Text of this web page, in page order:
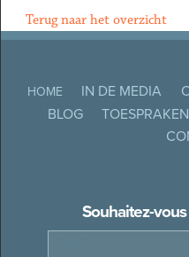
Terug naar het overzicht
HOME IN DE MEDIA
BLOG
TOESPRAKEN
Souhaitez-